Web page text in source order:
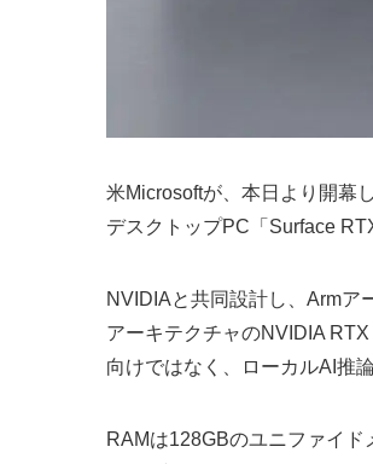
米Microsoftが、本日より開幕
デスクトップPC「Surface
NVIDIAと共同設計し、Armア
アーキテクチャのNVIDIA
向けではなく、ローカルAI推
RAMは128GBのユニファイ